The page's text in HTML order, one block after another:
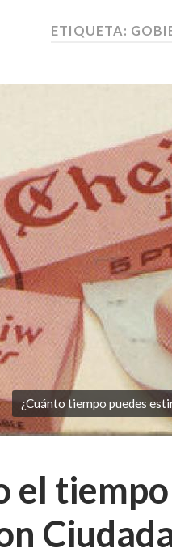
ETIQUETA:
¿Cuánto tiempo puedes
el